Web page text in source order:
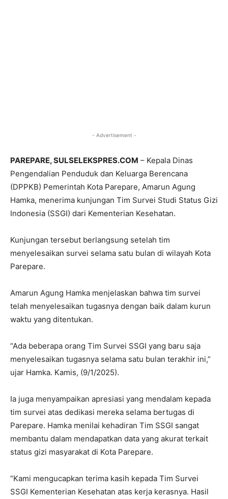
- Advertisement -
PAREPARE, SULSELEKSPRES.COM – Kepala Dinas
Pengendalian Penduduk dan Keluarga Berencana
(DPPKB) Pemerintah Kota Parepare, Amarun Agung
Hamka, menerima kunjungan Tim Survei Studi Status Gizi
Indonesia (SSGI) dari Kementerian Kesehatan.
Kunjungan tersebut berlangsung setelah tim
menyelesaikan survei selama satu bulan di wilayah Kota
Parepare.
Amarun Agung Hamka menjelaskan bahwa tim survei
telah menyelesaikan tugasnya dengan baik dalam kurun
waktu yang ditentukan.
“Ada beberapa orang Tim Survei SSGI yang baru saja
menyelesaikan tugasnya selama satu bulan terakhir ini,”
ujar Hamka. Kamis, (9/1/2025).
Ia juga menyampaikan apresiasi yang mendalam kepada
tim survei atas dedikasi mereka selama bertugas di
Parepare. Hamka menilai kehadiran Tim SSGI sangat
membantu dalam mendapatkan data yang akurat terkait
status gizi masyarakat di Kota Parepare.
“Kami mengucapkan terima kasih kepada Tim Survei
SSGI Kementerian Kesehatan atas kerja kerasnya. Hasil